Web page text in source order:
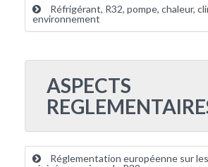
Réfrigérant, R32, pompe, chaleur,
environnement
ASPECTS
Réglementation européenne sur